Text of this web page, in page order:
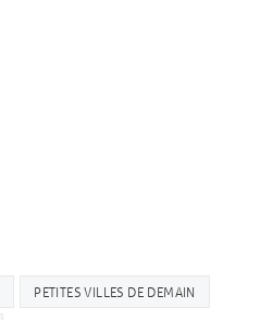
PETITES VILLES DE DEMAIN